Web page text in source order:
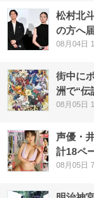
松村北
の方へ
08月04日
街中に
洲で“伝
08月05日
声優・
計18ペ
08月05日